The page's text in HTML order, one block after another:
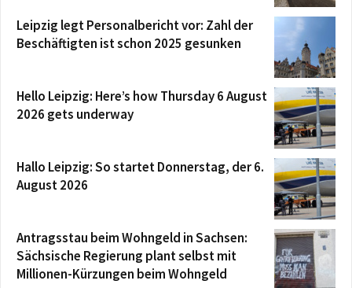
Leipzig legt Personalbericht vor: Zahl der
Beschäftigten ist schon 2025 gesunken
Hello Leipzig: Here’s how Thursday 6 August
2026 gets underway
Hallo Leipzig: So startet Donnerstag, der 6.
August 2026
Antragsstau beim Wohngeld in Sachsen:
Sächsische Regierung plant selbst mit
Millionen-Kürzungen beim Wohngeld